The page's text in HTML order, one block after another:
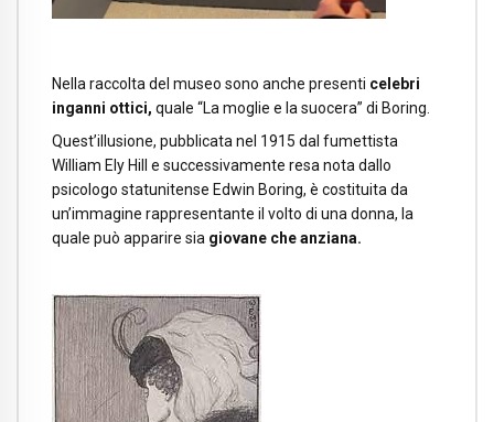
Nella raccolta del museo sono anche presenti celebri
inganni ottici, quale “La moglie e la suocera” di Boring.
Quest’illusione, pubblicata nel 1915 dal fumettista
William Ely Hill e successivamente resa nota dallo
psicologo statunitense Edwin Boring, è costituita da
un’immagine rappresentante il volto di una donna, la
quale può apparire sia giovane che anziana.